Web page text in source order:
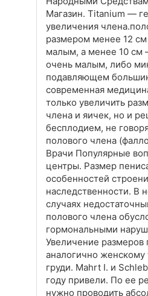
Магазин. Titanium —
увеличения
размером менее 12 см
малым, а менее 10 см
очень малым, либо
подавляющем
современная
только увеличить
члена и яичек, но и
бесплодием, не
полового члена
Врачи Популярные
центры. Размер
особенностей
наследственности. В
случаях
полового члена
гормональными
Увеличение размеров
аналогично
груди. Mahrt I. и
году привели. По ее
нужно проводить